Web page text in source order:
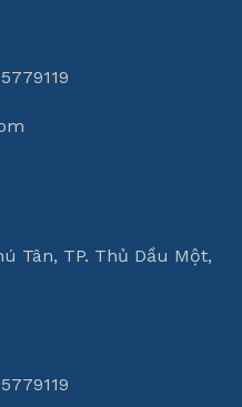
Tân, TP. Thủ Dầu Một,